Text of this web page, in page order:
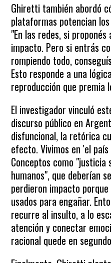
Ghiretti también abordó
plataformas potencian
"En las redes, si
impacto. Pero si entrás
rompiendo todo,
Esto responde a una
reproducción que premia
El investigador vinculó
discurso público en
disfuncional, la retórica
efecto. Vivimos en 'el
Conceptos como "justicia
humanos", que deberían
perdieron impacto
usados para engañar.
recurre al insulto, a lo
atención y conectar
racional quede en